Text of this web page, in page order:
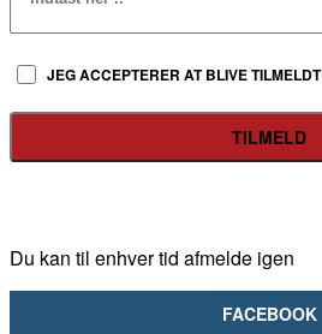
JEG ACCEPTERER AT BLIVE TILMELDT
Du kan til enhver tid afmelde igen
FACEBOOK